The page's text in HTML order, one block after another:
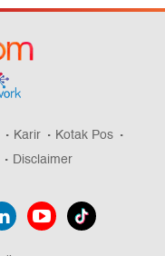
Karir
Kotak Pos
Disclaimer